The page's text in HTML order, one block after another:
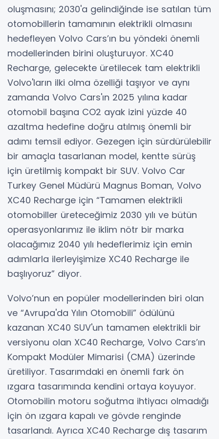
oluşmasını; 2030'a gelindiğinde ise satılan tüm
otomobillerin tamamının elektrikli olmasını
hedefleyen Volvo Cars’ın bu yöndeki önemli
modellerinden birini oluşturuyor. XC40
Recharge, gelecekte üretilecek tam elektrikli
Volvo'ların ilki olma özelliği taşıyor ve aynı
zamanda Volvo Cars'ın 2025 yılına kadar
otomobil başına CO2 ayak izini yüzde 40
azaltma hedefine doğru atılmış önemli bir
adımı temsil ediyor. Gezegen için sürdürülebilir
bir amaçla tasarlanan model, kentte sürüş
için üretilmiş kompakt bir SUV. Volvo Car
Turkey Genel Müdürü Magnus Boman, Volvo
XC40 Recharge için “Tamamen elektrikli
otomobiller üreteceğimiz 2030 yılı ve bütün
operasyonlarımız ile iklim nötr bir marka
olacağımız 2040 yılı hedeflerimiz için emin
adımlarla ilerleyişimize XC40 Recharge ile
başlıyoruz” diyor.
Volvo’nun en popüler modellerinden biri olan
ve “Avrupa'da Yılın Otomobili” ödülünü
kazanan XC40 SUV'un tamamen elektrikli bir
versiyonu olan XC40 Recharge, Volvo Cars’ın
Kompakt Modüler Mimarisi (CMA) üzerinde
üretiliyor. Tasarımdaki en önemli fark ön
ızgara tasarımında kendini ortaya koyuyor.
Otomobilin motoru soğutma ihtiyacı olmadığı
için ön ızgara kapalı ve gövde renginde
tasarlandı. Ayrıca XC40 Recharge dış tasarım